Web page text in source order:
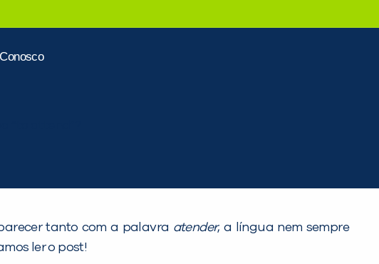
tanto com a palavra atender, a língua nem sempre
ler o post!